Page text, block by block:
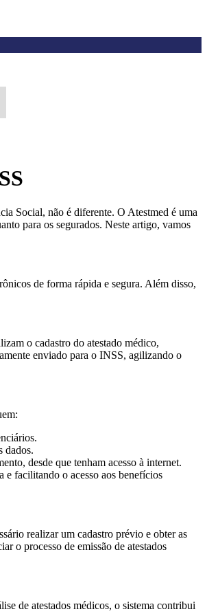
Social, não é diferente. O Atestmed é uma
para os segurados. Neste artigo, vamos
de forma rápida e segura. Além disso,
o cadastro do atestado médico,
enviado para o INSS, agilizando o
dados.
desde que tenham acesso à internet.
e facilitando o acesso aos benefícios
realizar um cadastro prévio e obter as
o processo de emissão de atestados
de atestados médicos, o sistema contribui